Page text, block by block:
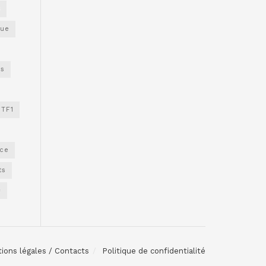
TF1
légales / Contacts Politique de confidentialité